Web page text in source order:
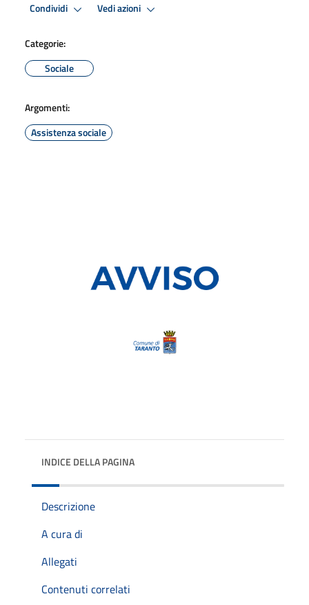
Condividi Vedi azioni
Categorie:
Sociale
Argomenti:
Assistenza sociale
INDICE DELLA PAGINA
Descrizione
A cura di
Allegati
Contenuti correlati